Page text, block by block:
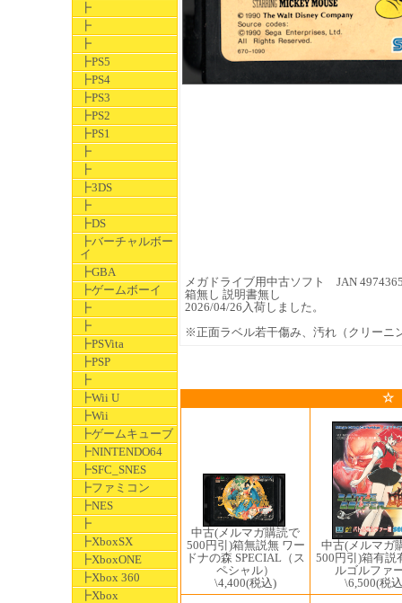
┣
┣
┣
┣PS5
┣PS4
┣PS3
┣PS2
┣PS1
┣
┣
┣3DS
┣
┣DS
┣バーチャルボー
イ
┣GBA
┣ゲームボーイ
┣
┣
┣PSVita
┣PSP
┣
┣Wii U
┣Wii
┣ゲームキューブ
┣NINTENDO64
┣SFC_SNES
┣ファミコン
┣NES
┣
┣XboxSX
┣XboxONE
┣Xbox 360
┣Xbox
メガドライブ用中古ソフト JAN
箱無し 説明書無し
2026/04/26入荷しました。
※正面ラベル若干傷み、汚れ（クリーニ
☆
中古(メルマガ購読で
500円引)箱無説無 ワー
ドナの森 SPECIAL（ス
ペシャル）
\4,400(税込)
中古(メルマガ
500円引)箱有説
ルゴルファ
\6,500(税